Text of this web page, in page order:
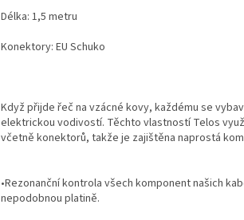
Délka: 1,5 metru
Konektory: EU Schuko
Když přijde řeč na vzácné kovy, každému se
elektrickou vodivostí. Těchto vlastnostíTelos
včetně konektorů, takže je zajištěna naprostá
•Rezonanční kontrola všech komponent našich
nepodobnou platině.